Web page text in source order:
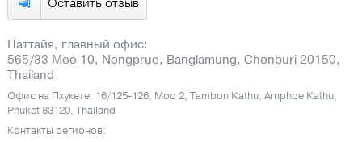
Паттайя, главный офис:
565/83 Moo 10, Nongprue, Banglamung, Chonburi 20150,
Thailand
Офис на Пхукете: 16/125-126, Moo 2, Tambon Kathu, Amphoe Kathu,
Phuket 83120, Thailand
Контакты регионов: